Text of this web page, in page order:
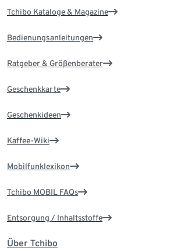
Tchibo Kataloge & Magazine
Bedienungsanleitungen
Ratgeber & Größenberater
Geschenkkarte
Geschenkideen
Kaffee-Wiki
Mobilfunklexikon
Tchibo MOBIL FAQs
Entsorgung / Inhaltsstoffe
Über Tchibo